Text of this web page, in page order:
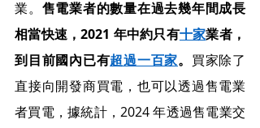
業。 售電業者的數量在過去幾年間成長
相當快速，2021 年中約只有十家業者，
到目前國內已有超過一百家。 買家除了
直接向開發商買電，也可以透過售電業
者買電，據統計，2024 年透過售電業交